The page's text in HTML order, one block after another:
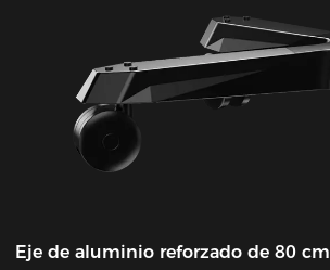
Eje de aluminio reforzado de 80 cm